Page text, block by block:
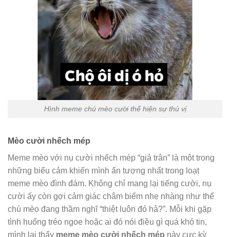
Hình meme chú mèo cười thể hiện sự thú vị
Mèo cười nhếch mép
Meme mèo với nụ cười nhếch mép “giả trân” là một trong
những biểu cảm khiến mình ấn tượng nhất trong loạt
meme mèo đình đám. Không chỉ mang lại tiếng cười, nụ